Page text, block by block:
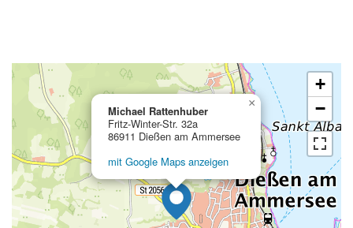
Michael Rattenhuber
Fritz-Winter-Str. 32a
86911 Dießen am Ammersee
mit Google Maps anzeigen
×
+
−